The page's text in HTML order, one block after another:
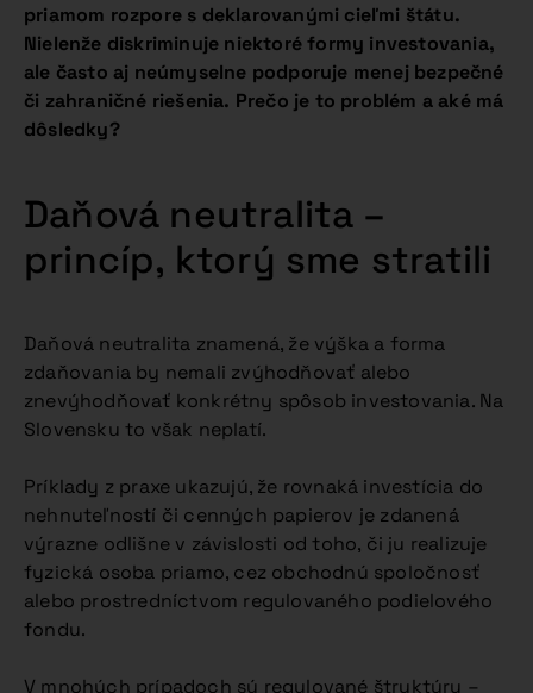
priamom rozpore s deklarovanými cieľmi štátu.
Nielenže diskriminuje niektoré formy investovania,
ale často aj neúmyselne podporuje menej bezpečné
či zahraničné riešenia. Prečo je to problém a aké má
dôsledky?
Daňová neutralita –
princíp, ktorý sme stratili
Daňová neutralita znamená, že výška a forma
zdaňovania by nemali zvýhodňovať alebo
znevýhodňovať konkrétny spôsob investovania. Na
Slovensku to však neplatí.
Príklady z praxe ukazujú, že rovnaká investícia do
nehnuteľností či cenných papierov je zdanená
výrazne odlišne v závislosti od toho, či ju realizuje
fyzická osoba priamo, cez obchodnú spoločnosť
alebo prostredníctvom regulovaného podielového
fondu.
V mnohých prípadoch sú regulované štruktúry –